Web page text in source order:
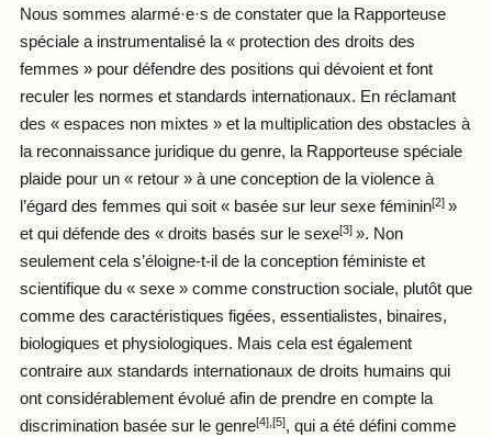
Nous sommes alarmé·e·s de constater que la Rapporteuse
spéciale a instrumentalisé la « protection des droits des
femmes » pour défendre des positions qui dévoient et font
reculer les normes et standards internationaux. En réclamant
des « espaces non mixtes » et la multiplication des obstacles à
la reconnaissance juridique du genre, la Rapporteuse spéciale
plaide pour un « retour » à une conception de la violence à
l’égard des femmes qui soit « basée sur leur sexe féminin[2] »
et qui défende des « droits basés sur le sexe[3] ». Non
seulement cela s’éloigne-t-il de la conception féministe et
scientifique du « sexe » comme construction sociale, plutôt que
comme des caractéristiques figées, essentialistes, binaires,
biologiques et physiologiques. Mais cela est également
contraire aux standards internationaux de droits humains qui
ont considérablement évolué afin de prendre en compte la
discrimination basée sur le genre[4],[5], qui a été défini comme